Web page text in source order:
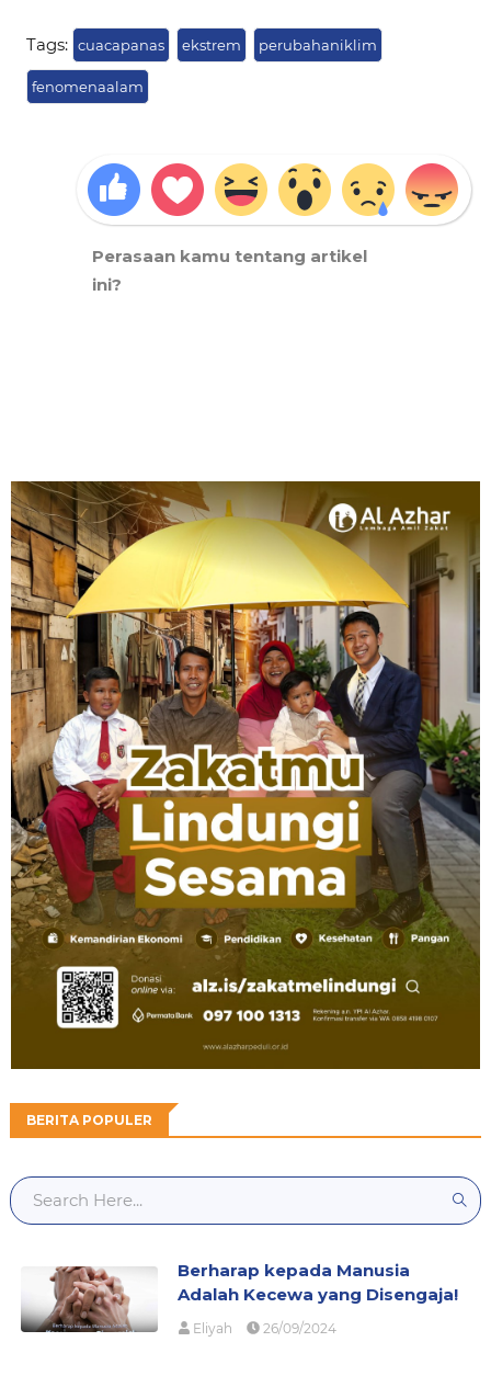
Tags: cuacapanas ekstrem perubahaniklim
fenomenaalam
Perasaan kamu tentang artikel
ini?
BERITA POPULER
Berharap kepada Manusia
Adalah Kecewa yang Disengaja!
Eliyah 26/09/2024